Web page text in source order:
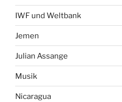
IWF und Weltbank
Jemen
Julian Assange
Musik
Nicaragua